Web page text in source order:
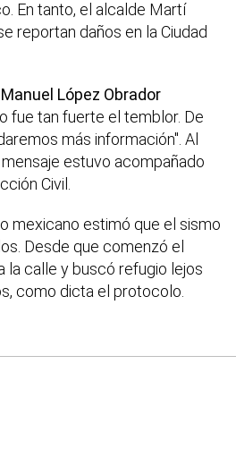
En tanto, el alcalde Martí
reportan daños en la Ciudad
López Obrador
fue tan fuerte el temblor. De
más información". Al
estuvo acompañado
Civil.
mexicano estimó que el sismo
Desde que comenzó el
la calle y buscó refugio lejos
como dicta el protocolo.